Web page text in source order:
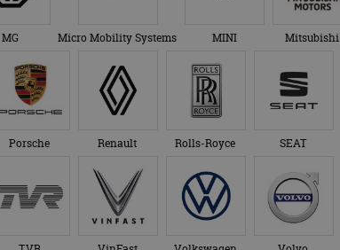
MG Micro Mobility Systems MINI Mitsubishi
Porsche Renault Rolls-Royce SEAT